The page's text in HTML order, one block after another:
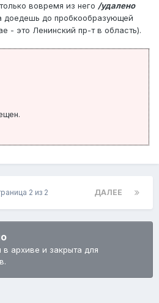
вовремя из него /удалено
доедешь до пробкообразующей
- это Ленинский пр-т в область).
ДАЛЕЕ
2 из 2
в архиве и закрыта для